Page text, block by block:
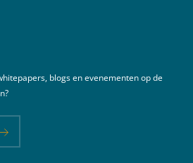
blogs en evenementen op de